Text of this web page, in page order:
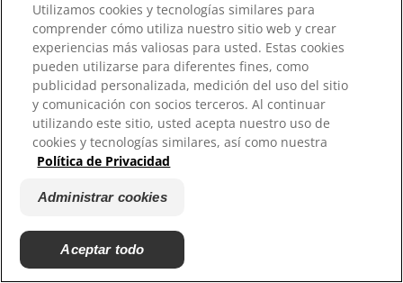
Encuentra el alimento
adecuado para tu
mascota
Saltar
© 2025 Hill's Pet Nutrition, Inc.
Todos los derechos reservados.
Tal y como se utiliza en el presente documento,
denota el estatus de marca registrada únicamente
en U.S.; el estatus de registro en otras zonas
geográficas puede ser diferente. El uso de este sitio
está sujeto a nuestros términos y condiciones.
Términos y condiciones
Acerca de nuestros
Utilizamos cookies y tecnologías similares para
comprender cómo utiliza nuestro sitio web y crear
experiencias más valiosas para usted. Estas cookies
pueden utilizarse para diferentes fines, como
publicidad personalizada, medición del uso del sitio
y comunicación con socios terceros. Al continuar
utilizando este sitio, usted acepta nuestro uso de
cookies y tecnologías similares, así como nuestra
Política de Privacidad
Administrar cookies
Aceptar todo